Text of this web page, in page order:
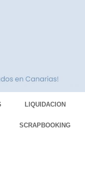
LIQUIDACION
SCRAPBOOKING